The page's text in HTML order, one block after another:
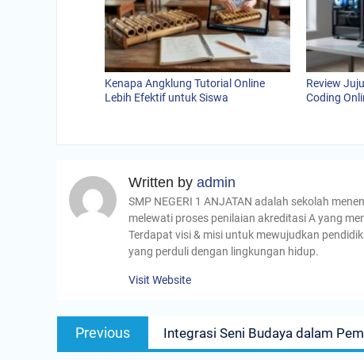
Kenapa Angklung Tutorial Online
Lebih Efektif untuk Siswa
Review
Coding
Written by admin
SMP NEGERI 1 ANJATAN adalah sekolah
melewati proses penilaian akreditasi A yang
Terdapat visi & misi untuk mewujudkan
yang perduli dengan lingkungan hidup.
Visit Website
Navigasi
posPrevious
post:
Integrasi Seni Budaya dalam